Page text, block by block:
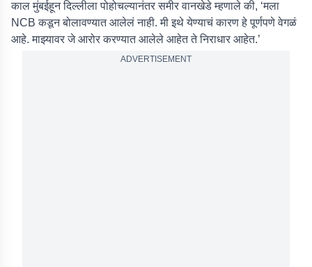
काल मुंबईहून दिल्लीला पोहोचल्यानंतर समीर वानखेडे म्हणाले की, ‘मला
NCB कडून बोलावण्यात आलेलं नाही. मी इथे येण्याचं कारण हे पूर्णपणे वेगळं
आहे. माझ्यावर जे आरोर करण्यात आलेले आहेत ते निराधार आहेत.’
ADVERTISEMENT